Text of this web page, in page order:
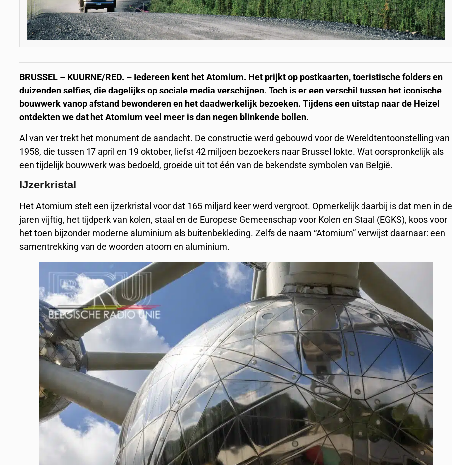
BRUSSEL – KUURNE/RED. – Iedereen kent het Atomium. Het prijkt op postkaarten, toeristische folders en
duizenden selfies, die dagelijks op sociale media verschijnen. Toch is er een verschil tussen het iconische
bouwwerk vanop afstand bewonderen en het daadwerkelijk bezoeken. Tijdens een uitstap naar de Heizel
ontdekten we dat het Atomium veel meer is dan negen blinkende bollen.
Al van ver trekt het monument de aandacht. De constructie werd gebouwd voor de Wereldtentoonstelling van
1958, die tussen 17 april en 19 oktober, liefst 42 miljoen bezoekers naar Brussel lokte. Wat oorspronkelijk als
een tijdelijk bouwwerk was bedoeld, groeide uit tot één van de bekendste symbolen van België.
IJzerkristal
Het Atomium stelt een ijzerkristal voor dat 165 miljard keer werd vergroot. Opmerkelijk daarbij is dat men in de
jaren vijftig, het tijdperk van kolen, staal en de Europese Gemeenschap voor Kolen en Staal (EGKS), koos voor
het toen bijzonder moderne aluminium als buitenbekleding. Zelfs de naam “Atomium” verwijst daarnaar: een
samentrekking van de woorden atoom en aluminium.